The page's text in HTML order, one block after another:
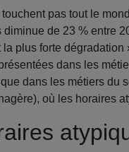
pas tout le
diminue de 23 % entre
plus forte
dans les
dans les métiers du
où les horaires